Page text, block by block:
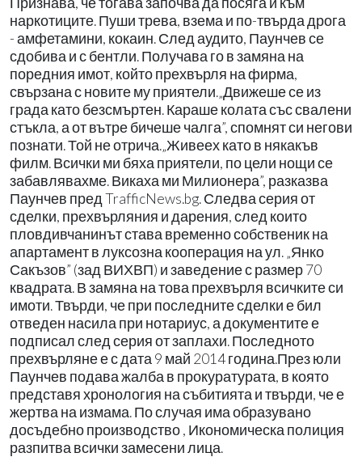
наркотиците. Пуши трева, взема и по-твърда дрога
- амфетамини, кокаин. След аудито, Паунчев се
сдобива и с бентли. Получава го в замяна на
поредния имот, който прехвърля на фирма,
свързана с новите му приятели.„Движеше се из
града като безсмъртен. Караше колата със свалени
стъкла, а от вътре бичеше чалга”, спомнят си негови
познати. Той не отрича.„Живеех като в някакъв
филм. Всички ми бяха приятели, по цели нощи се
забавлявахме. Викаха ми Милионера”, разказва
Паунчев пред TrafficNews.bg. Следва серия от
сделки, прехвърляния и дарения, след които
пловдивчанинът става временно собственик на
апартамент в луксозна кооперация на ул. „Янко
Сакъзов” (зад ВИХВП) и заведение с размер 70
квадрата. В замяна на това прехвърля всичките си
имоти. Твърди, че при последните сделки е бил
отведен насила при нотариус, а документите е
подписал след серия от заплахи. Последното
прехвърляне е с дата 9 май 2014 година.През юли
Паунчев подава жалба в прокуратурата, в която
представя хронология на събитията и твърди, че е
жертва на измама. По случая има образувано
досъдебно производство , Икономическа полиция
разпитва всички замесени лица.